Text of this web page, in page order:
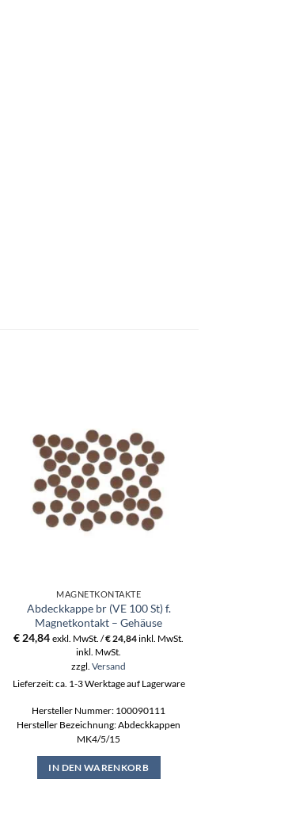
MAGNETKONTAKTE
Abdeckkappe br (VE 100 St) f.
Magnetkontakt – Gehäuse
€ 24,84 exkl. MwSt. /€ 24,84inkl. MwSt.
inkl. MwSt.
zzgl.Versand
Lieferzeit: ca. 1-3 Werktage auf Lagerware
Hersteller Nummer: 100090111
Hersteller Bezeichnung: Abdeckkappen
MK4/5/15
IN DEN WARENKORB